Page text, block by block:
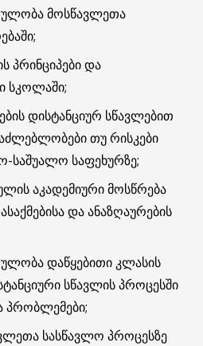
მოსწავლეთა
პრინციპები და
სკოლაში;
დისტანციურ სწავლებით
თუ რისკები
საშუალო საფეხურზე;
აკადემიური მოსწრება
და ანაზღაურების
დაწყებითი კლასის
სწავლის პროცესში
პრობლემები;
სასწავლო პროცესზე